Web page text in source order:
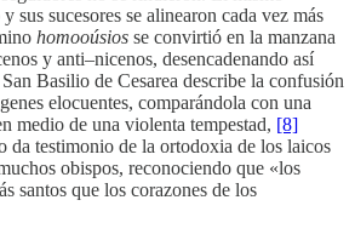
sus sucesores se alinearon cada vez más
homooúsios se convirtió en la manzana
y anti–nicenos, desencadenando así
Basilio de Cesarea describe la confusión
elocuentes, comparándola con una
medio de una violenta tempestad, [8]
da testimonio de la ortodoxia de los laicos
obispos, reconociendo que «los
santos que los corazones de los